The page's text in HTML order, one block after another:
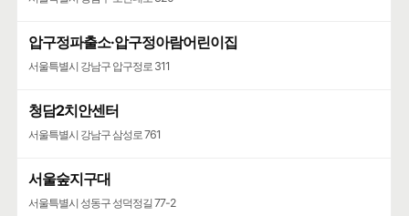
압구정파출소·압구정아람어린이집
서울특별시 강남구 압구정로 311
청담2치안센터
서울특별시 강남구 삼성로 761
서울숲지구대
서울특별시 성동구 성덕정길 77-2